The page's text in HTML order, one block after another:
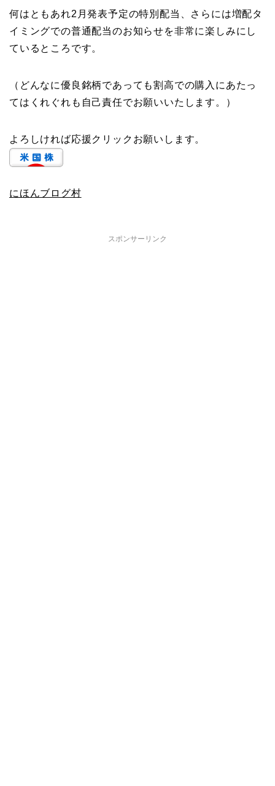
何はともあれ2月発表予定の特別配当、さらには増配タ
イミングでの普通配当のお知らせを非常に楽しみにし
ているところです。
（どんなに優良銘柄であっても割高での購入にあたっ
てはくれぐれも自己責任でお願いいたします。）
よろしければ応援クリックお願いします。
にほんブログ村
スポンサーリンク